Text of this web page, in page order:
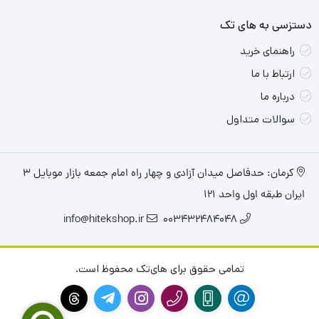
ips 120HZ ، مانند برادران بزرگ‌تر خود از کیفیت ساخت و طراحی فوق
مدرنی بهره ‌برده‌ است که با امکانات فراوان آن، گزینه‌‌ای مناسب برای
کسانی به شمار می‌رود که نیاز به یک دستگاه قدرتمند و البته زیبا
دارند.
دستزسی به های تک
راهنمای خرید
ارتباط با ما
درباره ما
سوالات متداول
کرمان: حدفاصل میدان آزادی و چهار راه امام جمعه بازار موبایل ۳
ایران طبقه اول واحد ۱۲۱
003432484048
info@hitekshop.ir
تمامی حقوق برای های‌تک محفوظ است.